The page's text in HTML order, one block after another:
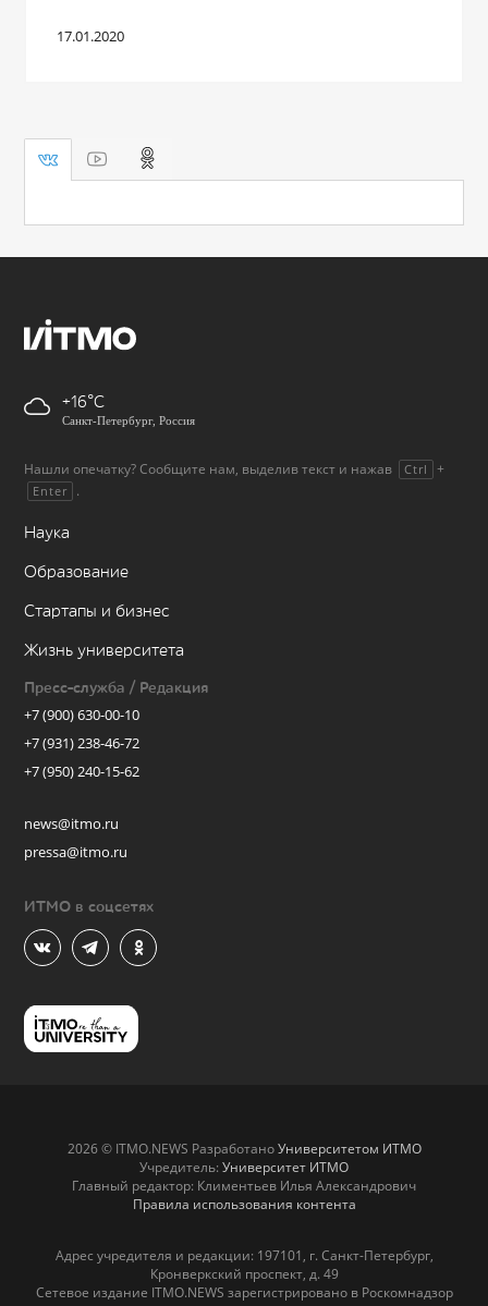
17.01.2020
+16
Санкт-Петербург, Россия
Нашли опечатку? Сообщите нам, выделив текст и нажав Ctrl +
Enter .
Наука
Образование
Стартапы и бизнес
Жизнь университета
Пресс-служба / Редакция
+7 (900) 630-00-10
+7 (931) 238-46-72
+7 (950) 240-15-62
news@itmo.ru
pressa@itmo.ru
ИТМО в соцсетях
2026 © ITMO.NEWS РазработаноУниверситетом ИТМО
Учредитель: Университет ИТМО
Главный редактор: Климентьев Илья Александрович
Правила использования контента
Адрес учредителя и редакции: 197101, г. Санкт-Петербург,
Кронверкский проспект, д. 49
Сетевое издание ITMO.NEWS зарегистрировано в Роскомнадзор